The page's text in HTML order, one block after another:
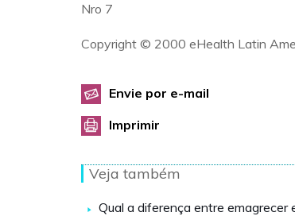
Nro 7
Copyright © 2000 eHealth Latin
Envie por e-mail
Imprimir
Veja também
Qual a diferença entre emagrecer